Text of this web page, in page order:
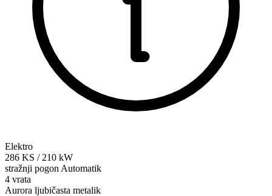
Elektro
286 KS / 210 kW
stražnji pogon Automatik
4 vrata
Aurora ljubičasta metalik